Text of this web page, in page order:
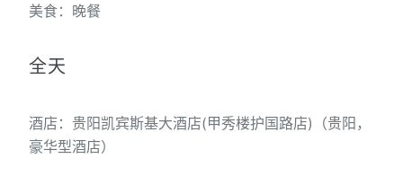
美食：晚餐
全天
酒店：贵阳凯宾斯基大酒店(甲秀楼护国路店)（贵阳，
豪华型酒店）